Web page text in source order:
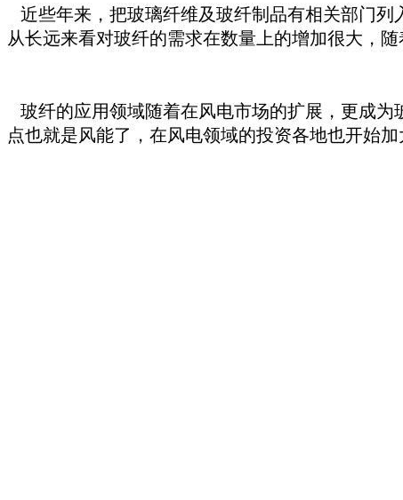
近些年来，把玻璃纤维及玻纤制品有相关部门
从长远来看对玻纤的需求在数量上的增加很大，
玻纤的应用领域随着在风电市场的扩展，更成
点也就是风能了，在风电领域的投资各地也开始